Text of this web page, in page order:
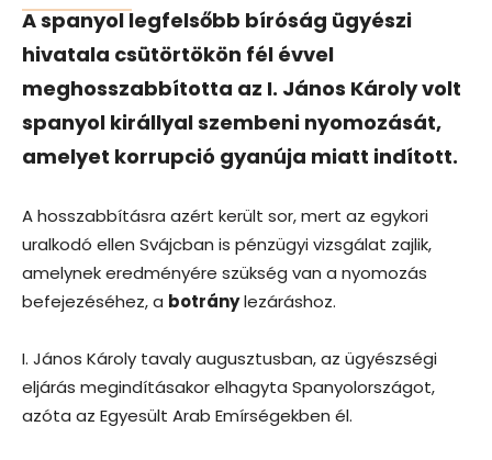
A spanyol legfelsőbb bíróság ügyészi
hivatala csütörtökön fél évvel
meghosszabbította az I. János Károly volt
spanyol királlyal szembeni nyomozását,
amelyet korrupció gyanúja miatt indított.
A hosszabbításra azért került sor, mert az egykori
uralkodó ellen Svájcban is pénzügyi vizsgálat zajlik,
amelynek eredményére szükség van a nyomozás
befejezéséhez, a botránylezáráshoz.
I. János Károly tavaly augusztusban, az ügyészségi
eljárás megindításakor elhagyta Spanyolországot,
azóta az Egyesült Arab Emírségekben él.